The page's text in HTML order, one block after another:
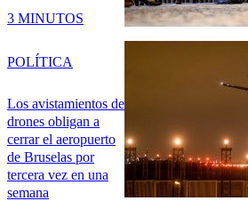
3 MINUTOS
Los avistamientos de
drones obligan a
cerrar el aeropuerto
de Bruselas por
tercera vez en una
semana
POLÍTICA